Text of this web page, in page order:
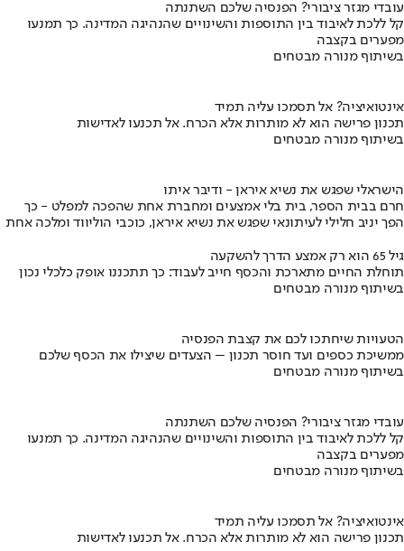
עובדי מגזר ציבורי? הפנסיה שלכם השתנתה
קל ללכת לאיבוד בין התוספות והשינויים שהנהיגה המדינה. כך תמנעו
מפערים בקצבה
בשיתוף מנורה מבטחים
אינטואיציה? אל תסמכו עליה תמיד
תכנון פרישה הוא לא מותרות אלא הכרח. אל תכנעו לאדישות
בשיתוף מנורה מבטחים
הישראלי שפגש את נשיא איראן - ודיבר איתו
חרם בבית הספר, בית בלי אמצעים ומחברת אחת שהפכה למפלט - כך
הפך יניב חלילי לעיתונאי שפגש את נשיא איראן, כוכבי הוליווד ומלכה אחת
גיל 65 הוא רק אמצע הדרך להשקעה
תוחלת החיים מתארכת והכסף חייב לעבוד: כך תתכננו אופק כלכלי נכון
בשיתוף מנורה מבטחים
הטעויות שיחתכו לכם את קצבת הפנסיה
ממשיכת כספים ועד חוסר תכנון – הצעדים שיצילו את הכסף שלכם
בשיתוף מנורה מבטחים
עובדי מגזר ציבורי? הפנסיה שלכם השתנתה
קל ללכת לאיבוד בין התוספות והשינויים שהנהיגה המדינה. כך תמנעו
מפערים בקצבה
בשיתוף מנורה מבטחים
אינטואיציה? אל תסמכו עליה תמיד
תכנון פרישה הוא לא מותרות אלא הכרח. אל תכנעו לאדישות